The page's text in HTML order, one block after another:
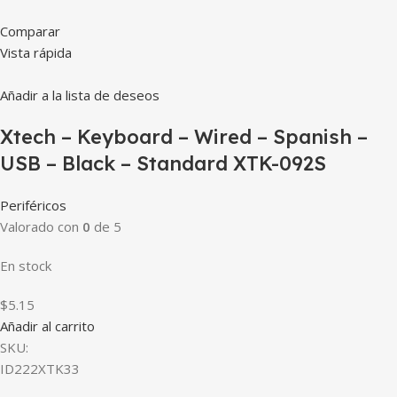
Comparar
Vista rápida
Añadir a la lista de deseos
Xtech – Keyboard – Wired – Spanish –
USB – Black – Standard XTK-092S
Periféricos
Valorado con 0 de 5
En stock
$5.15
Añadir al carrito
SKU:
ID222XTK33